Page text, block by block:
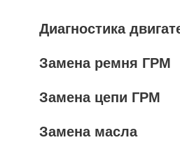
Диагностика
Замена ремня ГРМ
Замена цепи ГРМ
Замена масла